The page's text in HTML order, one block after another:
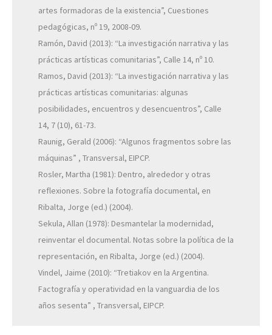
artes formadoras de la existencia”, Cuestiones
pedagógicas, nº 19, 2008-09.
Ramón, David (2013): “La investigación narrativa y las
prácticas artísticas comunitarias”, Calle 14, nº 10.
Ramos, David (2013): “La investigación narrativa y las
prácticas artísticas comunitarias: algunas
posibilidades, encuentros y desencuentros”, Calle
14, 7 (10), 61-73.
Raunig, Gerald (2006): “Algunos fragmentos sobre las
máquinas” , Transversal, EIPCP.
Rosler, Martha (1981): Dentro, alrededor y otras
reflexiones. Sobre la fotografía documental, en
Ribalta, Jorge (ed.) (2004).
Sekula, Allan (1978): Desmantelar la modernidad,
reinventar el documental. Notas sobre la política de la
representación, en Ribalta, Jorge (ed.) (2004).
Vindel, Jaime (2010): “Tretiakov en la Argentina.
Factografía y operatividad en la vanguardia de los
años sesenta” , Transversal, EIPCP.